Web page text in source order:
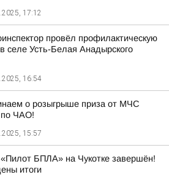
17:12
провёл профилактическую
селе Усть-Белая Анадырского
16:54
о розыгрыше приза от МЧС
по ЧАО!
15:57
БПЛА» на Чукотке завершён!
итоги